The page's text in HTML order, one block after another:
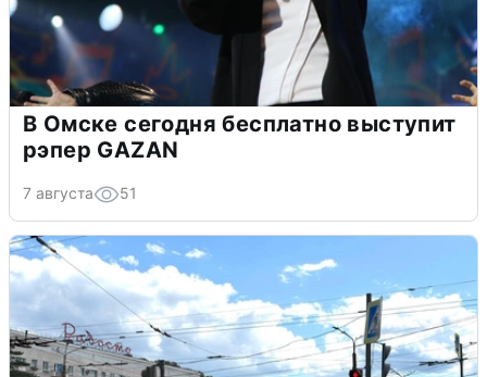
В Омске сегодня бесплатно выступит
рэпер GAZAN
7 августа 51